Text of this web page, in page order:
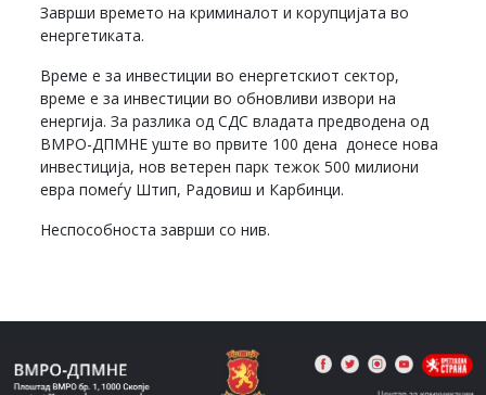
Заврши времето на криминалот и корупцијата во
енергетиката.
Време е за инвестиции во енергетскиот сектор,
време е за инвестиции во обновливи извори на
енергија. За разлика од СДС владата предводена од
ВМРО-ДПМНЕ уште во првите 100 дена донесе нова
инвестиција, нов ветерен парк тежок 500 милиони
евра помеѓу Штип, Радовиш и Карбинци.
Неспособноста заврши со нив.